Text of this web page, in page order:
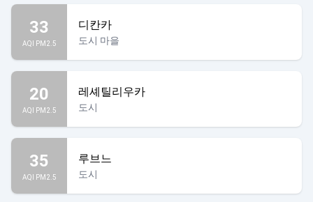
33
AQI PM2.5
디칸카
도시 마을
20
AQI PM2.5
레셰틸리우카
도시
35
AQI PM2.5
루브느
도시